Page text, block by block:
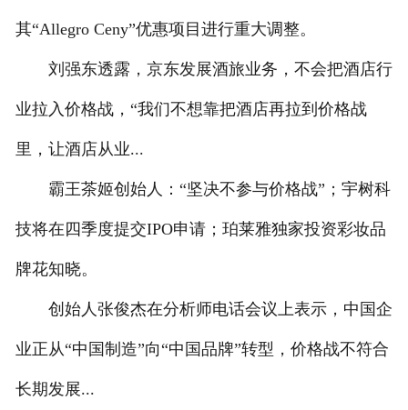
其“Allegro Ceny”优惠项目进行重大调整。
刘强东透露，京东发展酒旅业务，不会把酒店行
业拉入价格战，“我们不想靠把酒店再拉到价格战
里，让酒店从业...
霸王茶姬创始人：“坚决不参与价格战”；宇树科
技将在四季度提交IPO申请；珀莱雅独家投资彩妆品
牌花知晓。
创始人张俊杰在分析师电话会议上表示，中国企
业正从“中国制造”向“中国品牌”转型，价格战不符合
长期发展...